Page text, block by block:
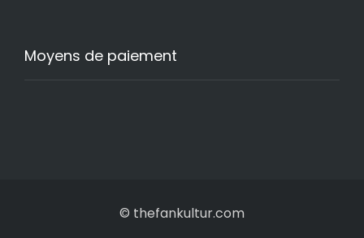
Moyens de paiement
© thefankultur.com